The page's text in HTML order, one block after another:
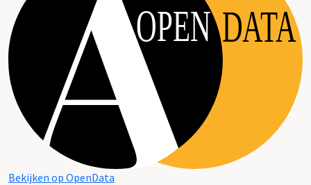
OPEN DATA
Bekijken op OpenData